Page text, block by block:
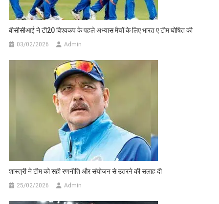
बीसीसीआई ने टी20 विश्वकप के पहले अभ्यास मैचों के लिए भारत ए टीम घोषित की
03/02/2026 Admin
शास्त्री ने टीम को सही रणनीति और संयोजन से उतरने की सलाह दी
25/02/2026 Admin